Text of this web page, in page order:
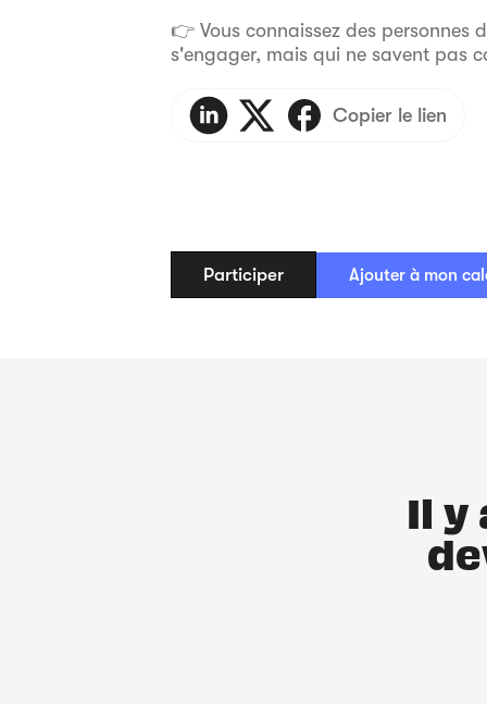
👉 Vous connaissez des
s'engager, mais qui ne savent pas
Copier le lien
Participer Ajouter à mon
Il y